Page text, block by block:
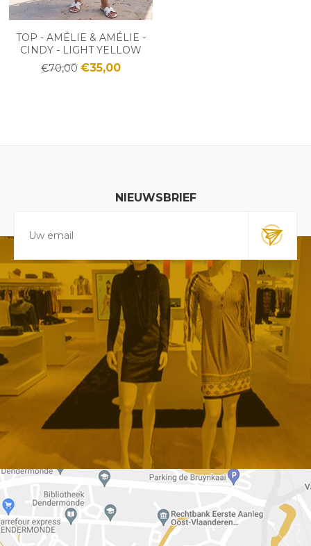
TOP - AMÉLIE & AMÉLIE -
CINDY - LIGHT YELLOW
€70,00 €35,00
NIEUWSBRIEF